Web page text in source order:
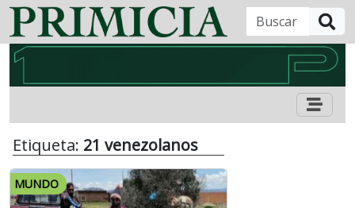
Etiqueta: 21 venezolanos
MUNDO